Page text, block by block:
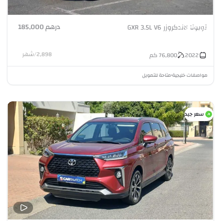
تويوتا لاندكروزر GXR 3.5L V6 درهم 185,000
2022
76,800كم 2,898
/شهر
مواصفات خليجية•متاحة للتمويل
سعر جيد